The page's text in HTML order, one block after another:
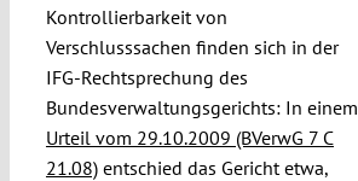
Kontrollierbarkeit von
Verschlusssachen finden sich in der
IFG-Rechtsprechung des
Bundesverwaltungsgerichts: In einem
Urteil vom 29.10.2009 (BVerwG 7 C
21.08)entschied das Gericht etwa,